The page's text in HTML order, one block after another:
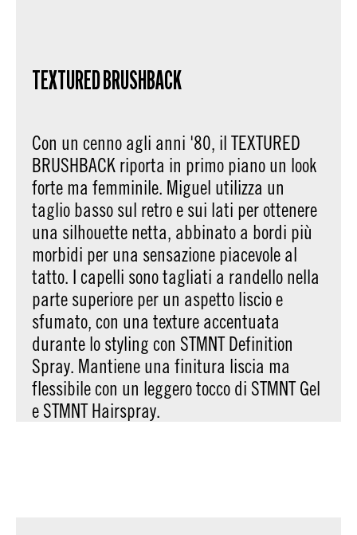
TEXTURED BRUSHBACK
Con un cenno agli anni '80, il TEXTURED
BRUSHBACK riporta in primo piano un look
forte ma femminile. Miguel utilizza un
taglio basso sul retro e sui lati per ottenere
una silhouette netta, abbinato a bordi più
morbidi per una sensazione piacevole al
tatto. I capelli sono tagliati a randello nella
parte superiore per un aspetto liscio e
sfumato, con una texture accentuata
durante lo styling con STMNT Definition
Spray. Mantiene una finitura liscia ma
flessibile con un leggero tocco di STMNT Gel
e STMNT Hairspray.